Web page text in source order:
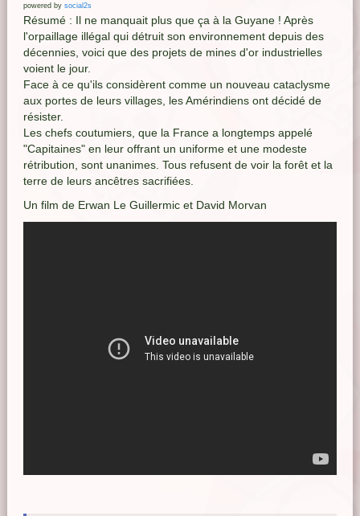
powered by social2s
Résumé : Il ne manquait plus que ça à la Guyane ! Après
l'orpaillage illégal qui détruit son environnement depuis des
décennies, voici que des projets de mines d'or industrielles
voient le jour.
Face à ce qu'ils considèrent comme un nouveau cataclysme
aux portes de leurs villages, les Amérindiens ont décidé de
résister.
Les chefs coutumiers, que la France a longtemps appelé
"Capitaines" en leur offrant un uniforme et une modeste
rétribution, sont unanimes. Tous refusent de voir la forêt et la
terre de leurs ancêtres sacrifiées.
Un film de Erwan Le Guillermic et David Morvan